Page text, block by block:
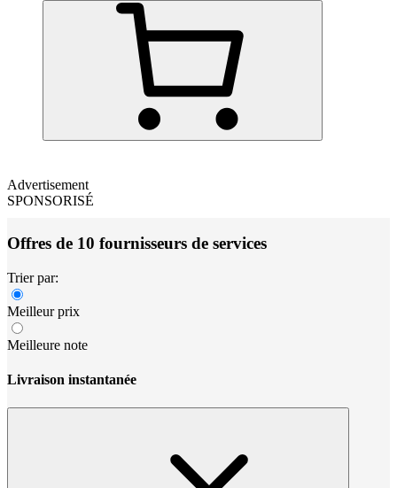
Advertisement
SPONSORISÉ
Offres de 10 fournisseurs de services
Trier par:
Meilleur prix
Meilleure note
Livraison instantanée